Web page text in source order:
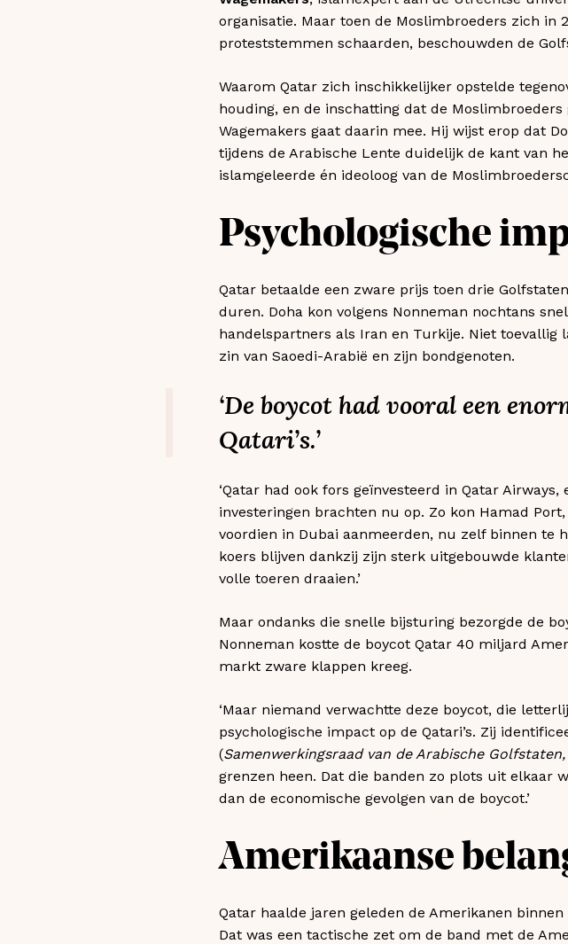
organisatie. Maar toen de Moslimbroeders zich in
proteststemmen schaarden, beschouwden de
Waarom Qatar zich inschikkelijker opstelde
houding, en de inschatting dat de
Wagemakers gaat daarin mee. Hij wijst erop dat
tijdens de Arabische Lente duidelijk de kant van
islamgeleerde én ideoloog van de
Psychologische
Qatar betaalde een zware prijs toen drie
duren. Doha kon volgens Nonneman nochtans
handelspartners als Iran en Turkije. Niet toevallig
zin van Saoedi-Arabië en zijn bondgenoten.
‘De boycot had vooral een
Qatari’s.’
‘Qatar had ook fors geïnvesteerd in Qatar
investeringen brachten nu op. Zo kon Hamad
voordien in Dubai aanmeerden, nu zelf binnen te
koers blijven dankzij zijn sterk uitgebouwde
volle toeren draaien.’
Maar ondanks die snelle bijsturing bezorgde de
Nonneman kostte de boycot Qatar 40 miljard
markt zware klappen kreeg.
‘Maar niemand verwachtte deze boycot, die
psychologische impact op de Qatari’s. Zij
(Samenwerkingsraad van de Arabische
grenzen heen. Dat die banden zo plots uit elkaar
dan de economische gevolgen van de boycot.’
Amerikaanse
Qatar haalde jaren geleden de Amerikanen
Dat was een tactische zet om de band met de